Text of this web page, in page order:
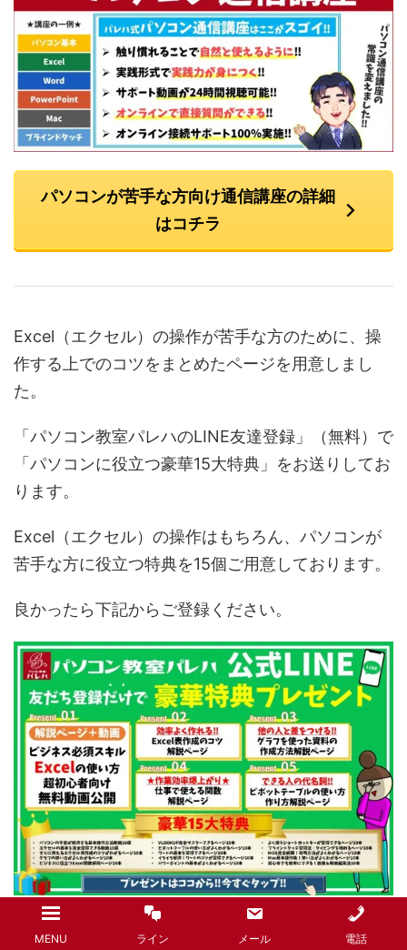
パソコンが苦手な方向け通信講座の詳細
はコチラ
Excel（エクセル）の操作が苦手な方のために、操
作する上でのコツをまとめたページを用意しまし
た。
「パソコン教室パレハのLINE友達登録」（無料）で
「パソコンに役立つ豪華15大特典」をお送りしてお
ります。
Excel（エクセル）の操作はもちろん、パソコンが
苦手な方に役立つ特典を15個ご用意しております。
良かったら下記からご登録ください。
無料LINE登録はこちら
MENU ライン メール 電話